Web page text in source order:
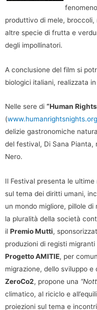
produttivo di mele,
altre specie di frutta e
degli impollinatori.
A conclusione del film si
biologici italiani, realizzata
Nelle sere di “Human
(www.humanrightsnights.org
delizie gastronomiche
del festival, Di Sana
Nero.
Il Festival presenta le
sul tema dei diritti umani,
un mondo migliore, pillole
la pluralità della società
il Premio Mutti,
produzioni di registi
Progetto AMITIE, per
migrazione, dello sviluppo e
ZeroCo2, propone una
climatico, al riciclo e
proiezioni sul tema e